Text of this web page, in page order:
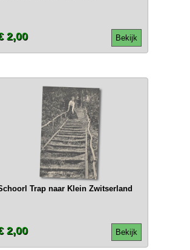
Bekijk
2,00
Trap naar Klein Zwitserland
Bekijk
2,00